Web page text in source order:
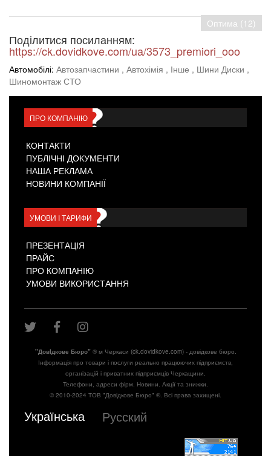
Оптима (12)
Поділитися посиланням:
https://ck.dovidkove.com/ua/3573_premiori_ooo
Автомобілі: Автозапчастини , Автохімія , Інше , Шини Диски ,
Шиномонтаж СТО
ПРО КОМПАНІЮ
КОНТАКТИ
ПУБЛІЧНІ ДОКУМЕНТИ
НАША РЕКЛАМА
НОВИНИ КОМПАНІЇ
УМОВИ І ТАРИФИ
ПРЕЗЕНТАЦІЯ
ПРАЙС
ПРО КОМПАНІЮ
УМОВИ ВИКОРИСТАННЯ
"Довiдкове Бюро"® м Черкаси (ck.dovidkove.com) - довідкове бюро.
Інформація про товари і послуги реально працюючих підприємств,
організацій і приватних підприємців Черкащини.
Телефони, адреси фірм. Новини. Акції та знижки.
© 2010-2024 ТОВ "Довідкове Бюро" ®. Всі права захищені.
Українська Русский